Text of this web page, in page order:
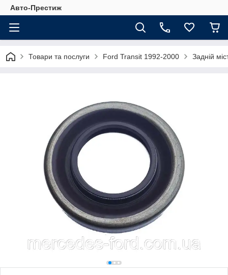
Авто-Престиж
Товари та послуги Ford Transit 1992-2000 Задній